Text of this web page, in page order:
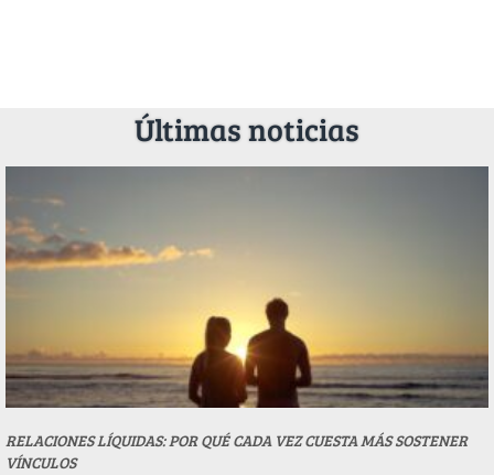
Últimas noticias
RELACIONES LÍQUIDAS: POR QUÉ CADA VEZ CUESTA MÁS SOSTENER
VÍNCULOS